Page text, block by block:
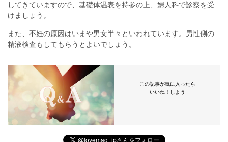
してきていますので、基礎体温表を持参の上、婦人科で診察を受
けましょう。
また、不妊の原因はいまや男女半々といわれています。男性側の
精液検査もしてもらうとよいでしょう。
この記事が気に入ったら
いいね！しよう